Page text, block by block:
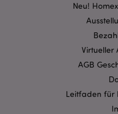
Neu!
Virtueller
AGB
Leitfaden für
Name